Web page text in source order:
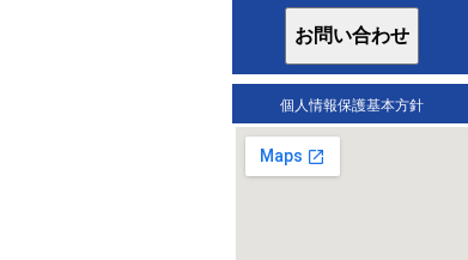
個人情報保護基本方針